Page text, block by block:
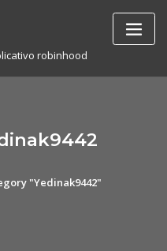
robinhood
"Yedinak9442"